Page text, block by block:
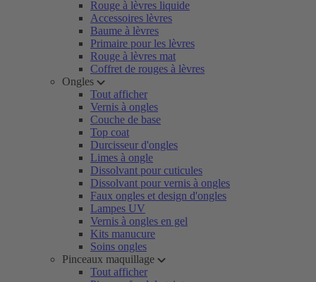
Rouge à lèvres liquide
Accessoires lèvres
Baume à lèvres
Primaire pour les lèvres
Rouge à lèvres mat
Coffret de rouges à lèvres
Ongles
Tout afficher
Vernis à ongles
Couche de base
Top coat
Durcisseur d'ongles
Limes à ongle
Dissolvant pour cuticules
Dissolvant pour vernis à ongles
Faux ongles et design d'ongles
Lampes UV
Vernis à ongles en gel
Kits manucure
Soins ongles
Pinceaux maquillage
Tout afficher